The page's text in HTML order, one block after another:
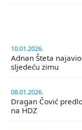
10.01.2026.
Adnan Šteta
sljedeću zimu
08.01.2026.
Dragan Čović
na HDZ